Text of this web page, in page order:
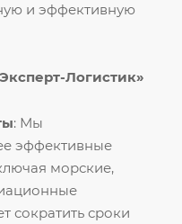
и эффективную
Логистик»
: Мы
эффективные
морские,
сократить сроки